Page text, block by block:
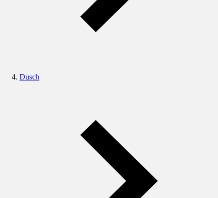
Dusch